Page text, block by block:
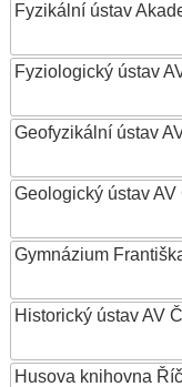
Fyzikální ústav
Fyziologický ústav
Geofyzikální ústav
Geologický ústav AV
Gymnázium
Historický ústav AV
Husova knihovna